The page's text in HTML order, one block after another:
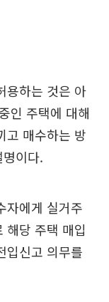
용하는 것은 아
인 주택에 대해
고 매수하는 방
이다.
자에게 실거주
해당 주택 매입
입신고 의무를